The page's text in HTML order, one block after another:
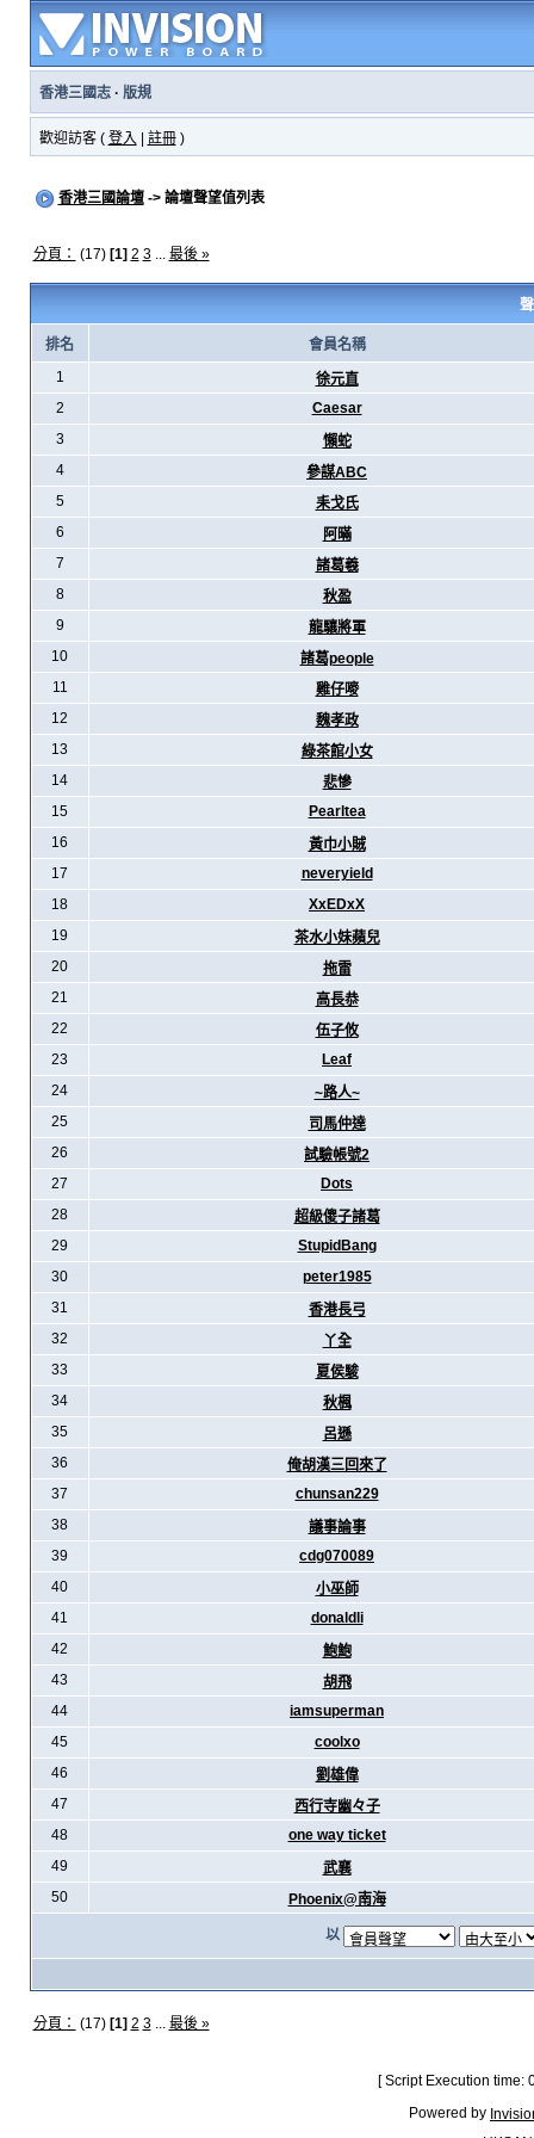
香港三國志· 版規
歡迎訪客 ( 登入 註冊)
香港三國論壇-> 論壇聲望值列表
分頁： (17) [1] 2 3... 最後 »
排名
會員名稱
1
徐元直
2
Caesar
3
懶蛇
4
參謀ABC
5
耒戈氏
6
阿暪
7
諸葛羲
8
秋盈
9
龍驤將軍
10
諸葛people
11
雞仔嘜
12
魏孝政
13
綠茶館小女
14
悲慘
15
Pearltea
16
黃巾小賊
17
neveryield
18
XxEDxX
19
茶水小妹蘋兒
20
拖雷
21
高長恭
22
伍子攸
23
Leaf
24
~路人~
25
司馬仲達
26
試驗帳號2
27
Dots
28
超級傻子諸葛
29
StupidBang
30
peter1985
31
香港長弓
32
丫全
33
夏侯駿
34
秋楓
35
呂遜
36
俺胡漢三回來了
37
chunsan229
38
議事論事
39
cdg070089
40
小巫師
41
donaldli
42
鮑鮑
43
胡飛
44
iamsuperman
45
coolxo
46
劉雄偉
47
西行寺幽々子
48
one way ticket
49
武襄
50
Phoenix@南海
以
分頁： (17) [1] 2 3... 最後 »
[ Script Execution
Powered by